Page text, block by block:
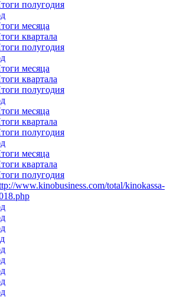
полугодия
месяца
квартала
полугодия
месяца
квартала
полугодия
месяца
квартала
полугодия
месяца
квартала
полугодия
www.kinobusiness.com/total/kinokassa-